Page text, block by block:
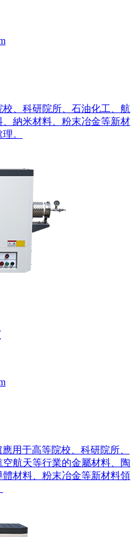
、科研院所、石油化工、航
納米材料、粉末冶金等新材
。
用于高等院校、科研院所、
航天等行業的金屬材料、陶
材料、粉末冶金等新材料領